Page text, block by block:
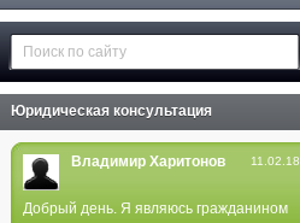
Юридическая консультация
11.02.18
Владимир Харитонов
Добрый день. Я являюсь гражданином